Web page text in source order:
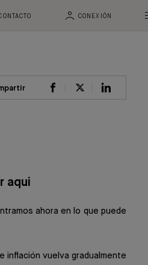
CONEXIÓN
aqui
ahora en lo que puede
inflación vuelva gradualmente